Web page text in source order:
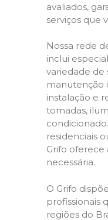
avaliados,
serviços que
Nossa rede
inclui
variedade de
manutenção
instalação e
tomadas,
residenciais
Grifo oferece
necessária.
O Grifo
profissionais
regiões do